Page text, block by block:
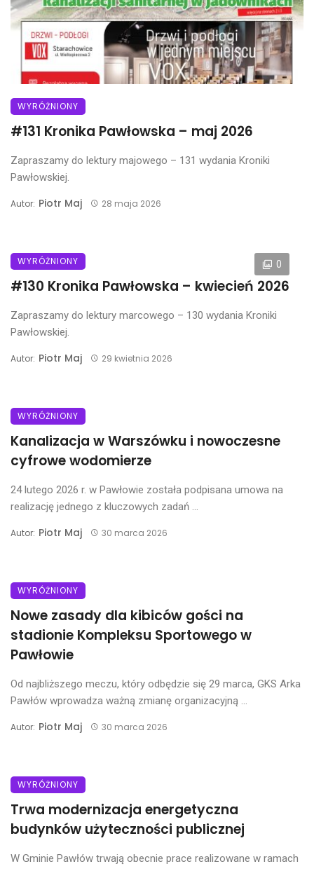
WYRÓŻNIONY
#131 Kronika Pawłowska – maj 2026
Zapraszamy do lektury majowego – 131 wydania Kroniki
Pawłowskiej.
Autor: Piotr Maj 28 maja 2026
0
WYRÓŻNIONY
#130 Kronika Pawłowska – kwiecień 2026
Zapraszamy do lektury marcowego – 130 wydania Kroniki
Pawłowskiej.
Autor: Piotr Maj 29 kwietnia 2026
WYRÓŻNIONY
Kanalizacja w Warszówku i nowoczesne
cyfrowe wodomierze
24 lutego 2026 r. w Pawłowie została podpisana umowa na
realizację jednego z kluczowych zadań ...
Autor: Piotr Maj 30 marca 2026
WYRÓŻNIONY
Nowe zasady dla kibiców gości na
stadionie Kompleksu Sportowego w
Pawłowie
Od najbliższego meczu, który odbędzie się 29 marca, GKS Arka
Pawłów wprowadza ważną zmianę organizacyjną ...
Autor: Piotr Maj 30 marca 2026
WYRÓŻNIONY
Trwa modernizacja energetyczna
budynków użyteczności publicznej
W Gminie Pawłów trwają obecnie prace realizowane w ramach